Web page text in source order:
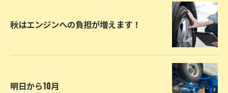
秋はエンジンへの負担が増えます！
明日から10月